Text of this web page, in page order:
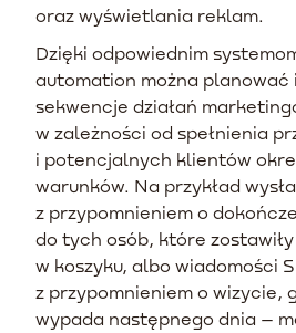
oraz wyświetlania reklam.
Dzięki odpowiednim
automation można planować
sekwencje działań
w zależności od spełnienia
i potencjalnych klientów
warunków. Na przykład
z przypomnieniem o
do tych osób, które
w koszyku, albo wiadomości
z przypomnieniem o wizycie,
wypada następnego dnia –